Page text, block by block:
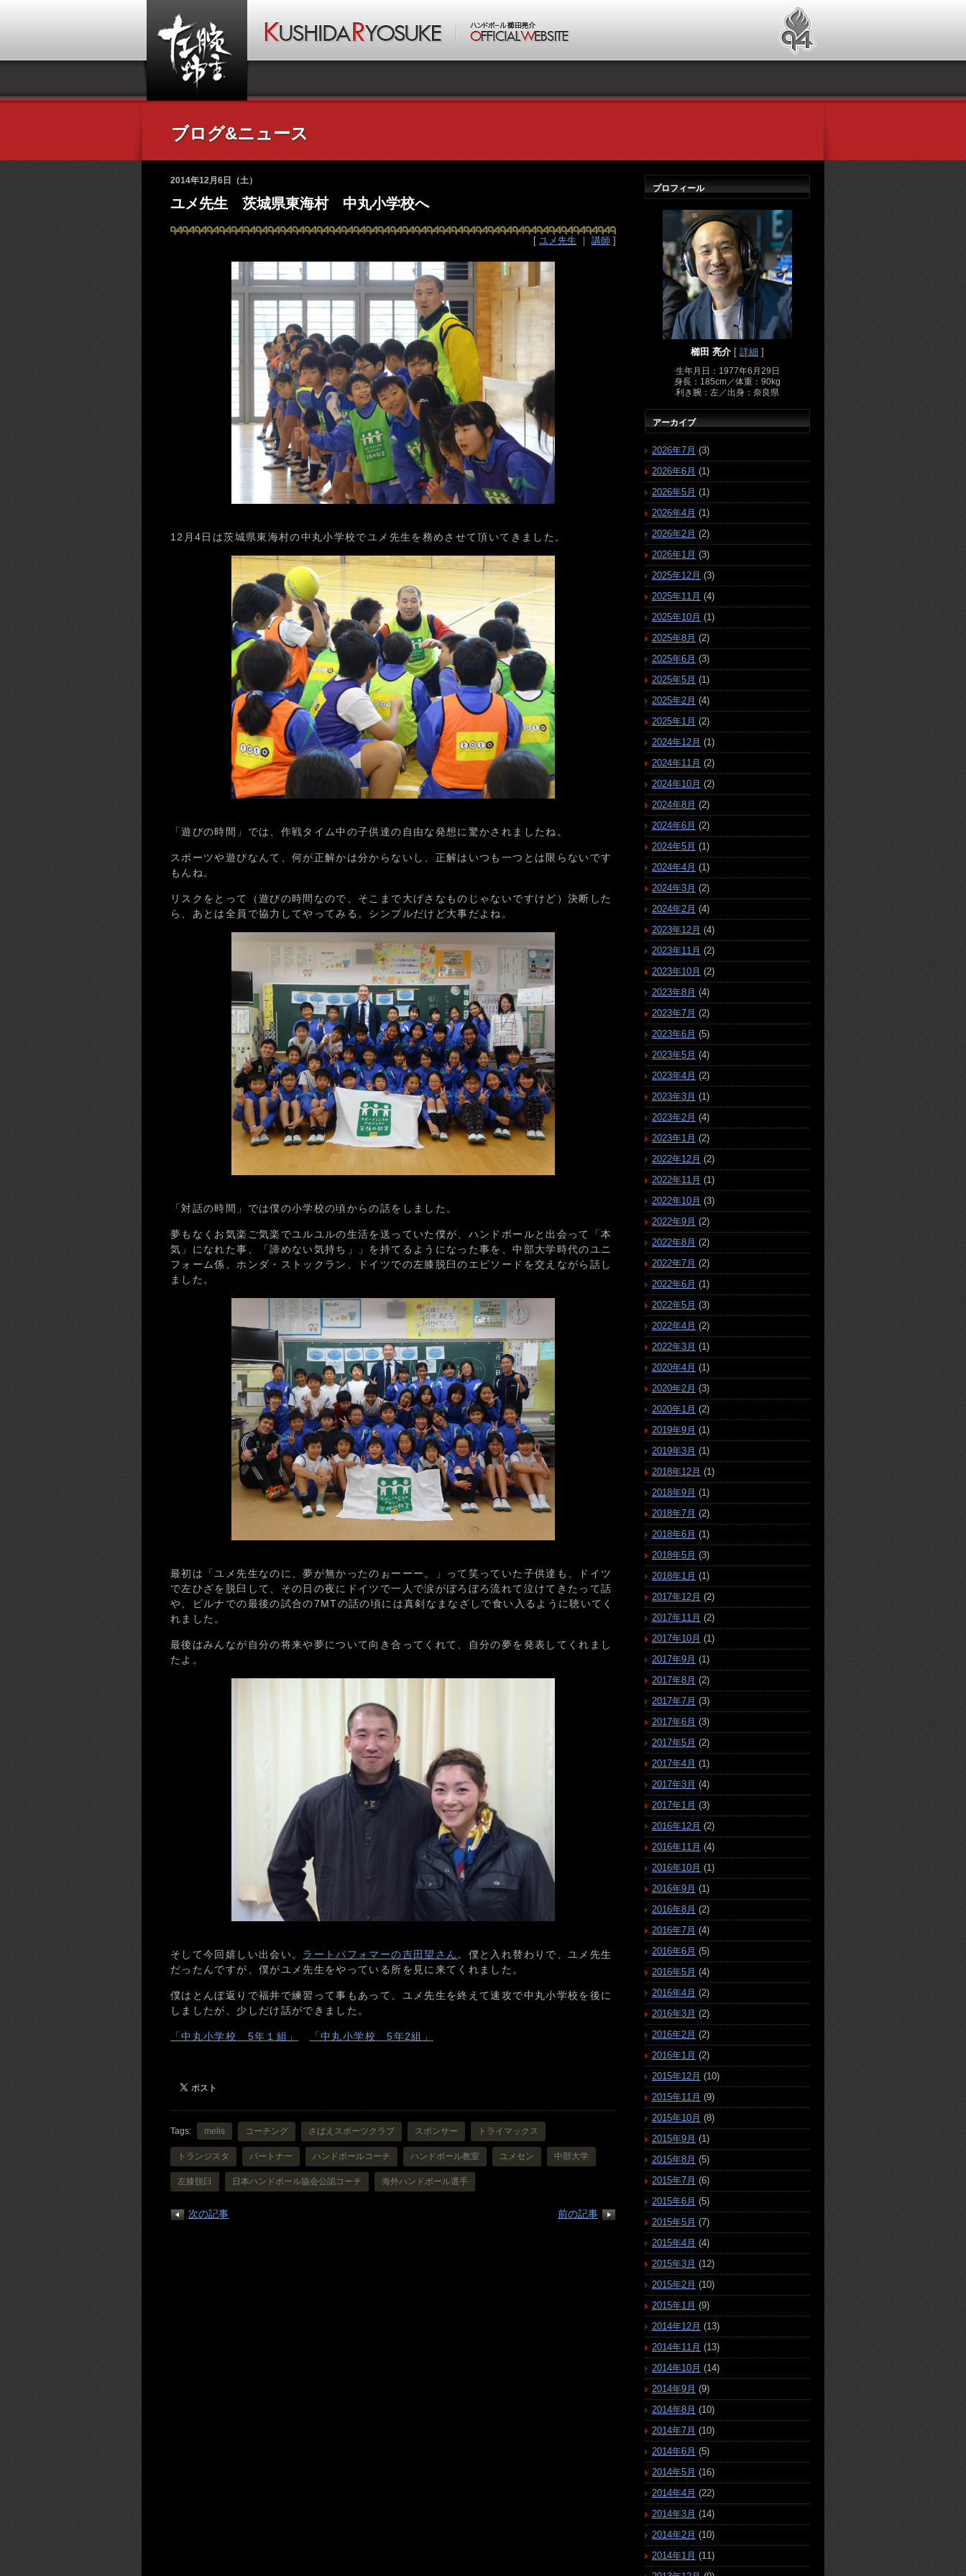
ブログ&ニュース
2014年12月6日（土）
ユメ先生 茨城県東海村 中丸小学校へ
[ ユメ先生 ｜ 講師 ]
12月4日は茨城県東海村の中丸小学校でユメ先生を務めさせて頂いてきました。
「遊びの時間」では、作戦タイム中の子供達の自由な発想に驚かされましたね。
スポーツや遊びなんて、何が正解かは分からないし、正解はいつも一つとは限らないです
もんね。
リスクをとって（遊びの時間なので、そこまで大げさなものじゃないですけど）決断した
ら、あとは全員で協力してやってみる。シンプルだけど大事だよね。
「対話の時間」では僕の小学校の頃からの話をしました。
夢もなくお気楽ご気楽でユルユルの生活を送っていた僕が、ハンドボールと出会って「本
気」になれた事、「諦めない気持ち」」を持てるようになった事を、中部大学時代のユニ
フォーム係、ホンダ・ストックラン、ドイツでの左膝脱臼のエピソードを交えながら話し
ました。
最初は「ユメ先生なのに、夢が無かったのぉーーー。」って笑っていた子供達も、ドイツ
で左ひざを脱臼して、その日の夜にドイツで一人で涙がぼろぼろ流れて泣けてきたって話
や、ピルナでの最後の試合の7MTの話の頃には真剣なまなざしで食い入るように聴いてく
れました。
最後はみんなが自分の将来や夢について向き合ってくれて、自分の夢を発表してくれまし
たよ。
そして今回嬉しい出会い。 ラートパフォマーの吉田望さん 。僕と入れ替わりで、ユメ先生
だったんですが、僕がユメ先生をやっている所を見に来てくれました。
僕はとんぼ返りで福井で練習って事もあって、ユメ先生を終えて速攻で中丸小学校を後に
しましたが、少しだけ話ができました。
「中丸小学校 5年１組」 「中丸小学校 5年2組」
Tags: melis コーチング さばえスポーツクラブ スポンサー トライマックス
トランジスタ パートナー ハンドボールコーチ ハンドボール教室 ユメセン 中部大学
左膝脱臼 日本ハンドボール協会公認コーチ 海外ハンドボール選手
前の記事
次の記事
プロフィール
櫛田 亮介 [ 詳細 ]
生年月日：1977年6月29日
身長：185cm／体重：90kg
利き腕：左／出身：奈良県
アーカイブ
2026年7月 (3)
2026年6月 (1)
2026年5月 (1)
2026年4月 (1)
2026年2月 (2)
2026年1月 (3)
2025年12月 (3)
2025年11月 (4)
2025年10月 (1)
2025年8月 (2)
2025年6月 (3)
2025年5月 (1)
2025年2月 (4)
2025年1月 (2)
2024年12月 (1)
2024年11月 (2)
2024年10月 (2)
2024年8月 (2)
2024年6月 (2)
2024年5月 (1)
2024年4月 (1)
2024年3月 (2)
2024年2月 (4)
2023年12月 (4)
2023年11月 (2)
2023年10月 (2)
2023年8月 (4)
2023年7月 (2)
2023年6月 (5)
2023年5月 (4)
2023年4月 (2)
2023年3月 (1)
2023年2月 (4)
2023年1月 (2)
2022年12月 (2)
2022年11月 (1)
2022年10月 (3)
2022年9月 (2)
2022年8月 (2)
2022年7月 (2)
2022年6月 (1)
2022年5月 (3)
2022年4月 (2)
2022年3月 (1)
2020年4月 (1)
2020年2月 (3)
2020年1月 (2)
2019年9月 (1)
2019年3月 (1)
2018年12月 (1)
2018年9月 (1)
2018年7月 (2)
2018年6月 (1)
2018年5月 (3)
2018年1月 (1)
2017年12月 (2)
2017年11月 (2)
2017年10月 (1)
2017年9月 (1)
2017年8月 (2)
2017年7月 (3)
2017年6月 (3)
2017年5月 (2)
2017年4月 (1)
2017年3月 (4)
2017年1月 (3)
2016年12月 (2)
2016年11月 (4)
2016年10月 (1)
2016年9月 (1)
2016年8月 (2)
2016年7月 (4)
2016年6月 (5)
2016年5月 (4)
2016年4月 (2)
2016年3月 (2)
2016年2月 (2)
2016年1月 (2)
2015年12月 (10)
2015年11月 (9)
2015年10月 (8)
2015年9月 (1)
2015年8月 (5)
2015年7月 (6)
2015年6月 (5)
2015年5月 (7)
2015年4月 (4)
2015年3月 (12)
2015年2月 (10)
2015年1月 (9)
2014年12月 (13)
2014年11月 (13)
2014年10月 (14)
2014年9月 (9)
2014年8月 (10)
2014年7月 (10)
2014年6月 (5)
2014年5月 (16)
2014年4月 (22)
2014年3月 (14)
2014年2月 (10)
2014年1月 (11)